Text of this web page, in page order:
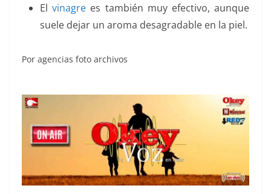
Elvinagre es también muy efectivo, aunque
suele dejar un aroma desagradable en la piel.
Por agencias foto archivos